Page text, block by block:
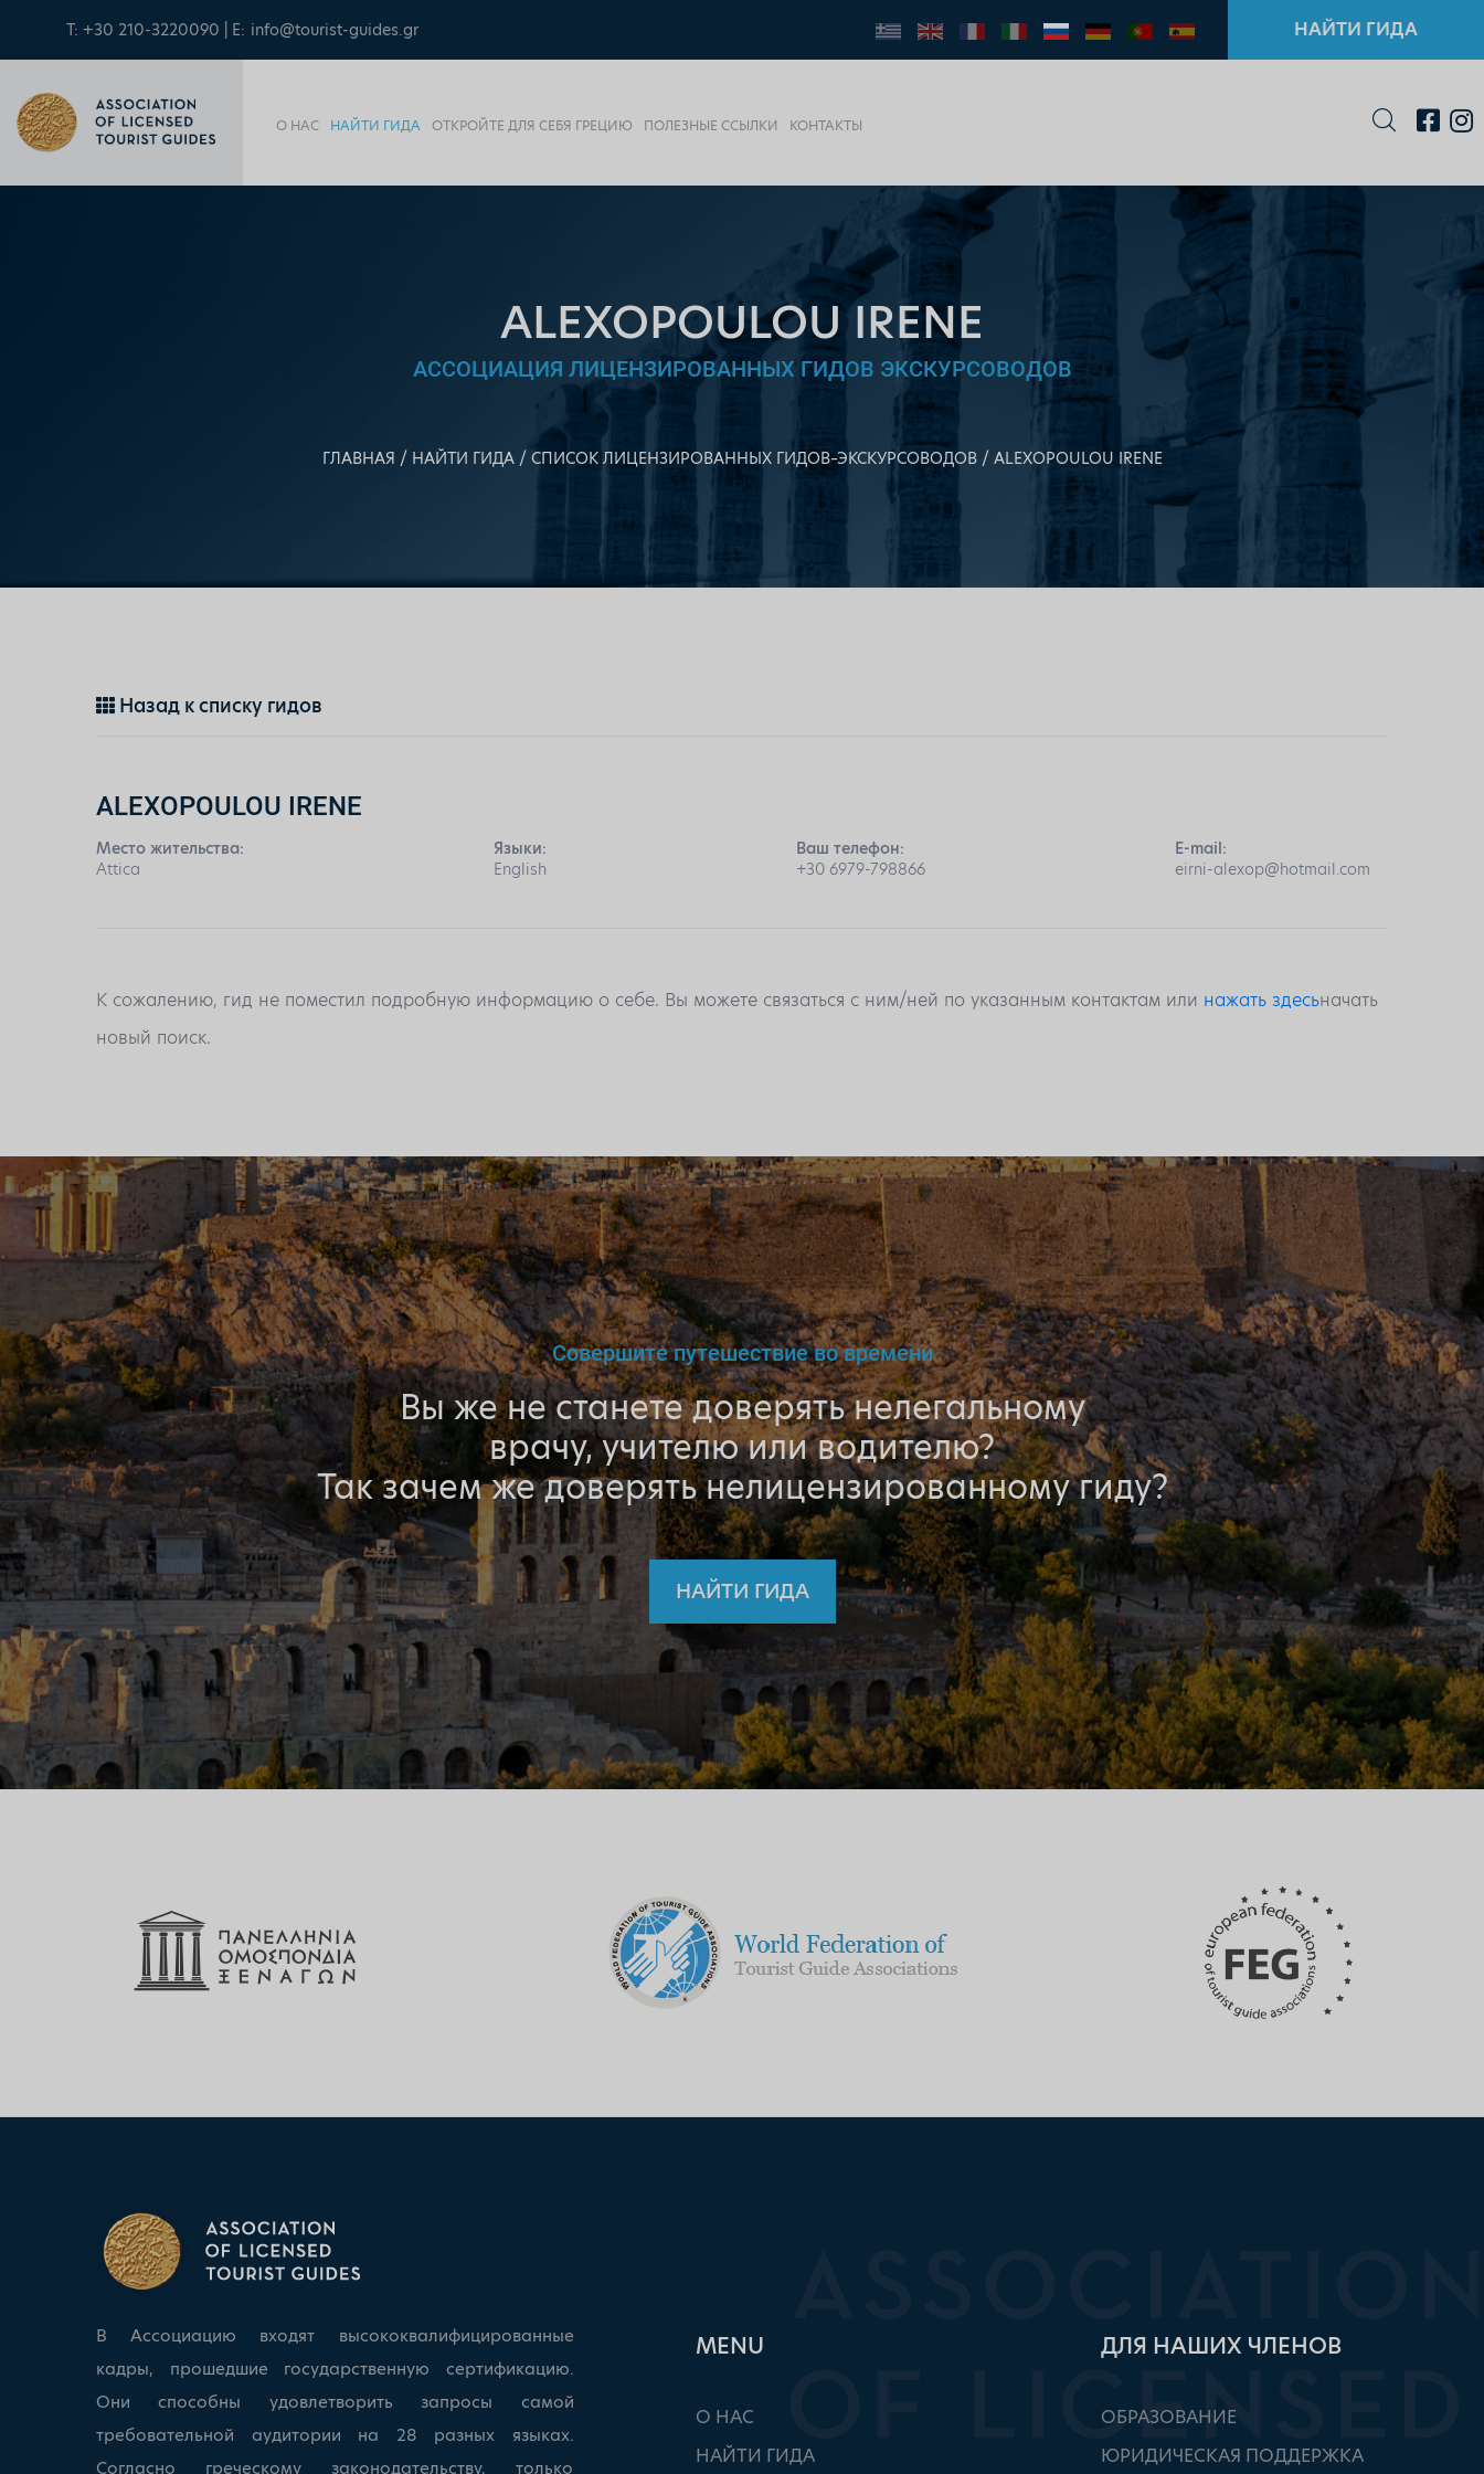
T: +30 210-3220090 | E: info@tourist-guides.gr НАЙТИ ГИДА
О НАС НАЙТИ ГИДА ОТКРОЙТЕ ДЛЯ СЕБЯ ГРЕЦИЮ ПОЛЕЗНЫЕ ССЫЛКИ КОНТАКТЫ
ALEXOPOULOU IRENE
АССОЦИАЦИЯ ЛИЦЕНЗИРОВАННЫХ ГИДОВ ЭКСКУРСОВОДОВ
ГЛАВНАЯ НАЙТИ ГИДА СПИСОК ЛИЦЕНЗИРОВАННЫХ ГИДОВ–ЭКСКУРСОВОДОВ ALEXOPOULOU IRENE
Назад к списку гидов
ALEXOPOULOU IRENE
Место жительства:
Attica
Языки:
English
Ваш телефон:
+30 6979-798866
E-mail:
eirni-alexop@hotmail.com
К сожалению, гид не поместил подробную информацию о себе. Вы можете связаться с ним/ней по указанным контактам или нажать здесьначать
новый поиск.
Совершите путешествие во времени
Вы же не станете доверять нелегальному
врачу, учителю или водителю?
Так зачем же доверять нелицензированному гиду?
НАЙТИ ГИДА
В Ассоциацию входят высококвалифицированные
кадры, прошедшие государственную сертификацию.
Они способны удовлетворить запросы самой
требовательной аудитории на 28 разных языках.
Согласно греческому законодательству, только
ΜΕΝU
О НАС
НАЙТИ ГИДА
ДЛЯ НАШИХ ЧЛЕНОВ
ОБРАЗОВАНИЕ
ЮРИДИЧЕСКАЯ ПОДДЕРЖКА